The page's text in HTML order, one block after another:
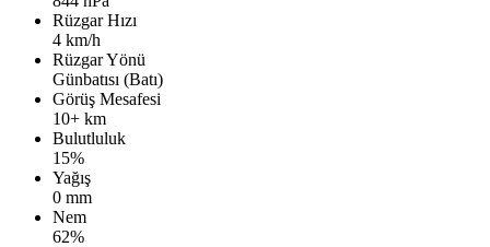
Rüzgar Hızı
4 km/h
Rüzgar Yönü
Günbatısı (Batı)
Görüş Mesafesi
10+ km
Bulutluluk
15%
Yağış
0 mm
Nem
62%